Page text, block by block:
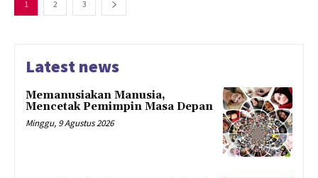
1 2 3
Latest news
Memanusiakan Manusia,
Mencetak Pemimpin Masa Depan
Minggu, 9 Agustus 2026